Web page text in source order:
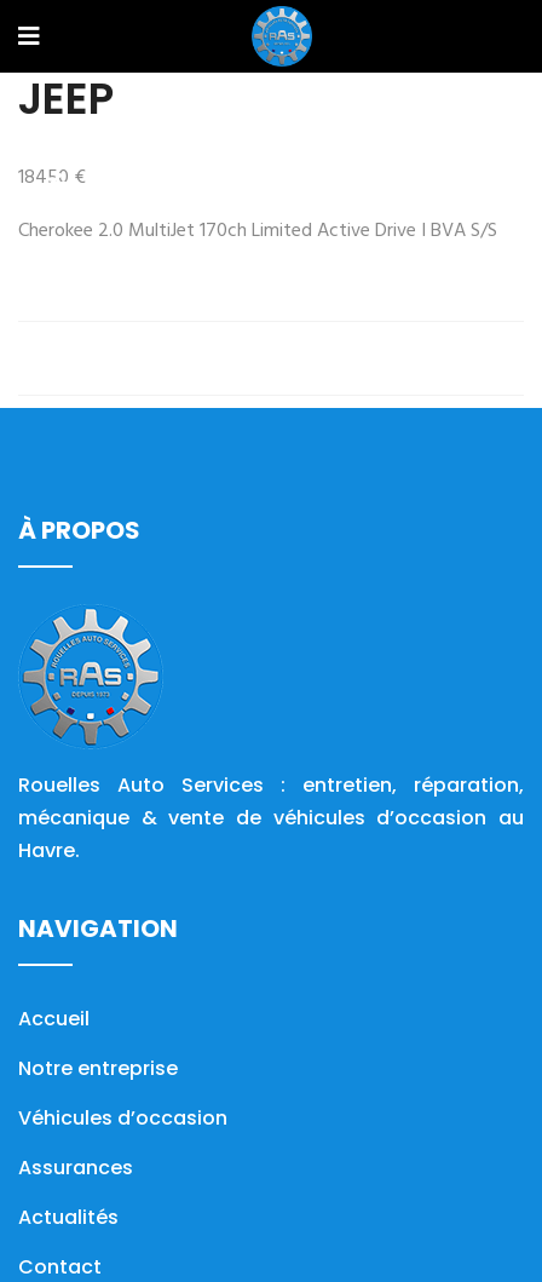
JEEP
18450 €
Cherokee 2.0 MultiJet 170ch Limited Active Drive I BVA S/S
À PROPOS
Rouelles Auto Services : entretien, réparation,
mécanique & vente de véhicules d’occasion au
Havre.
NAVIGATION
Accueil
Notre entreprise
Véhicules d’occasion
Assurances
Actualités
Contact